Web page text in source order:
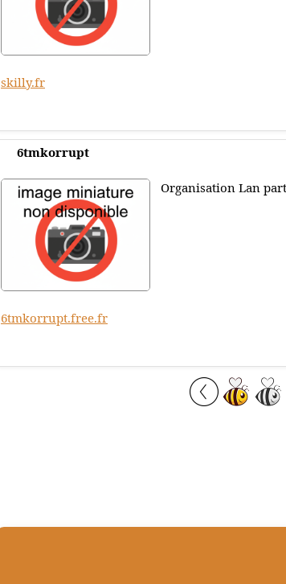
skilly.fr
6tmkorrupt
Organisation Lan
6tmkorrupt.free.fr